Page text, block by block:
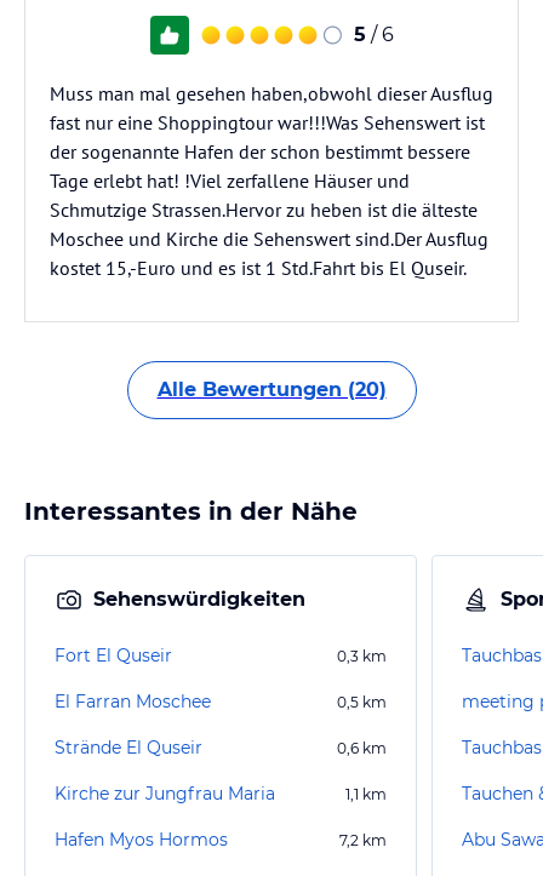
5 / 6
Muss man mal gesehen haben,obwohl dieser Ausflug
fast nur eine Shoppingtour war!!!Was Sehenswert ist
der sogenannte Hafen der schon bestimmt bessere
Tage erlebt hat! !Viel zerfallene Häuser und
Schmutzige Strassen.Hervor zu heben ist die älteste
Moschee und Kirche die Sehenswert sind.Der Ausflug
kostet 15,-Euro und es ist 1 Std.Fahrt bis El Quseir.
Alle Bewertungen (20)
Interessantes in der Nähe
Sehenswürdigkeiten
Fort El Quseir 0,3 km
El Farran Moschee 0,5 km
Strände El Quseir 0,6 km
Kirche zur Jungfrau Maria 1,1 km
Hafen Myos Hormos 7,2 km
meeting
Abu